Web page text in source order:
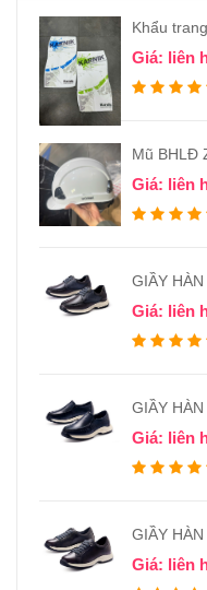
Khẩu
Giá: liên
Mũ BHLĐ
Giá: liên
GIẦY
Giá: liên
GIẦY
Giá: liên
GIẦY
Giá: liên